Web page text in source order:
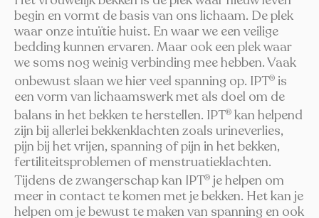
begin en vormt de basis van ons lichaam. De plek
waar onze intuïtie huist. En waar we een veilige
bedding kunnen ervaren. Maar ook een plek waar
we soms nog weinig verbinding mee hebben. Vaak
onbewust slaan we hier veel spanning op. IPT® is
een vorm van lichaamswerk met als doel om de
balans in het bekken te herstellen. IPT® kan helpend
zijn bij allerlei bekkenklachten zoals urineverlies,
pijn bij het vrijen, spanning of pijn in het bekken,
fertiliteitsproblemen of menstruatieklachten.
Tijdens de zwangerschap kan IPT® je helpen om
meer in contact te komen met je bekken. Het kan je
helpen om je bewust te maken van spanning en ook